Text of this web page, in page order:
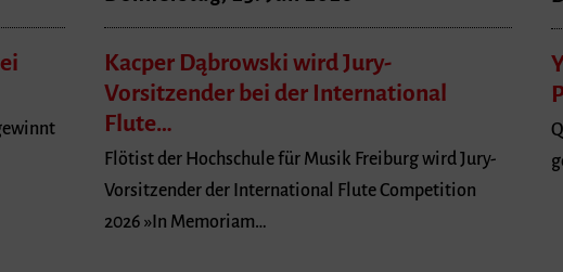
Kacper Dąbrowski wird Jury-
Vorsitzender bei der International
Flute…
Flötist der Hochschule für Musik Freiburg wird Jury-
Vorsitzender der International Flute Competition
2026 »In Memoriam…